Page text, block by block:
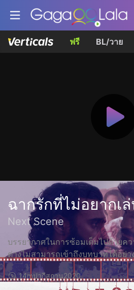
ฟรี BL/วาย
ฉากรักที่ไม่อยากเ
Next Scene
บรรยากาศในการซ้อมเต็มไปด้วยค
ต่างไม่สามารถเข้าถึงบทบาทได้อย่า
14mปากีสถาน2020